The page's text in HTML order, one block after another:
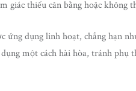
giác thiếu cân bằng hoặc không
ứng dụng linh hoạt, chẳng hạn
một cách hài hòa, tránh phụ